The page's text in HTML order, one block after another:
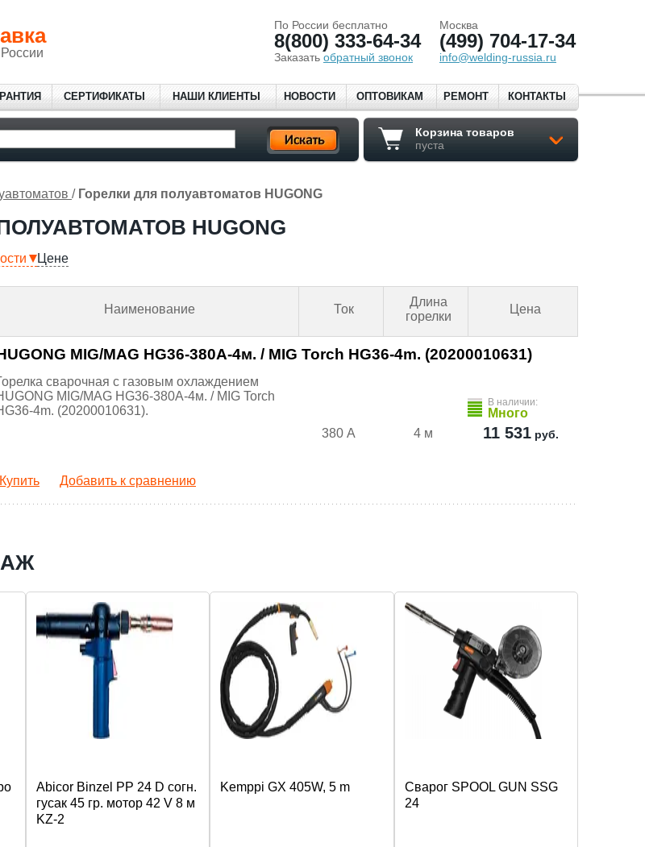
По России бесплатно
8(800) 333-64-34
Заказать обратный звонок
Москва
(499) 704-17-34
info@welding-russia.ru
СЕРТИФИКАТЫ НАШИ КЛИЕНТЫ НОВОСТИ ОПТОВИКАМ РЕМОНТ КОНТАКТЫ
Корзина товаров
пуста
/ Горелки для полуавтоматов HUGONG
HUGONG
Цене
Наименование Ток
Длина
горелки
Цена
MIG/MAG HG36-380А-4м. / MIG Torch HG36-4m. (20200010631)
сварочная с газовым охлаждением
MIG/MAG HG36-380А-4м. / MIG Torch
4m. (20200010631).
Купить Добавить к сравнению
380 А 4 м
В наличии:
Много
11 531руб.
Abicor Binzel РР 24 D согн.
гусак 45 гр. мотор 42 V 8 м
KZ-2
Kemppi GX 405W, 5 m
Сварог SPOOL GUN SSG
24